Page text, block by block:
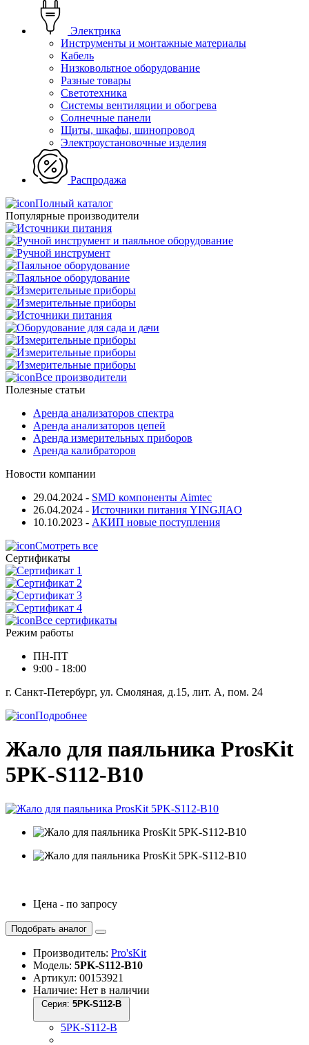
Электрика
Инструменты и монтажные материалы
Кабель
Низковольтное оборудование
Разные товары
Светотехника
Системы вентиляции и обогрева
Солнечные панели
Щиты, шкафы, шинопровод
Электроустановочные изделия
Распродажа
Полный каталог
Популярные производители
Все производители
Полезные статьи
Аренда анализаторов спектра
Аренда анализаторов цепей
Аренда измерительных приборов
Аренда калибраторов
Новости компании
29.04.2024 - SMD компоненты Aimtec
26.04.2024 - Источники питания YINGJIAO
10.10.2023 - АКИП новые поступления
Смотреть все
Сертификаты
Все сертификаты
Режим работы
ПН-ПТ
9:00 - 18:00
г. Санкт-Петербург, ул. Смоляная, д.15, лит. А, пом. 24
Подробнее
Жало для паяльника ProsKit
5PK-S112-B10
Цена - по запросу
Подобрать аналог
Производитель: Pro'sKit
Модель: 5PK-S112-B10
Артикул: 00153921
Наличие: Нет в наличии
Серия:
5PK-S112-B